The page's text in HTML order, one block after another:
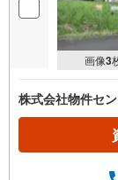
画像3
株式会社物件セ